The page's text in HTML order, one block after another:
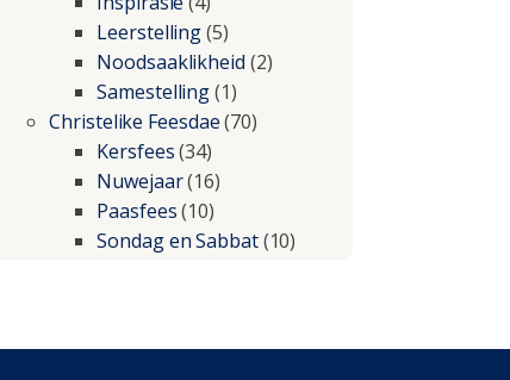
Leerstelling(5)
Noodsaaklikheid (2)
Samestelling(1)
Christelike Feesdae(70)
Kersfees(34)
Nuwejaar(16)
Paasfees(10)
Sondag en Sabbat(10)